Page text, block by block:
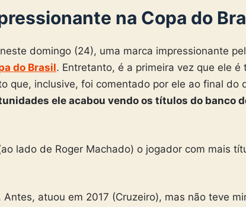
na Copa do
domingo (24), uma marca impressionante
do Brasil. Entretanto, é a primeira vez que ele é
que, inclusive, foi comentado por ele ao final do
ele acabou vendo os títulos do banco
lado de Roger Machado) o jogador com mais
atuou em 2017 (Cruzeiro), mas não teve